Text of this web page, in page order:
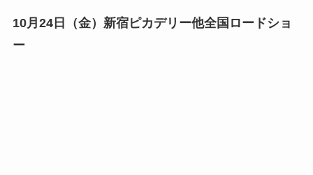
10月24日（金）新宿ピカデリー他全国ロードショ
ー